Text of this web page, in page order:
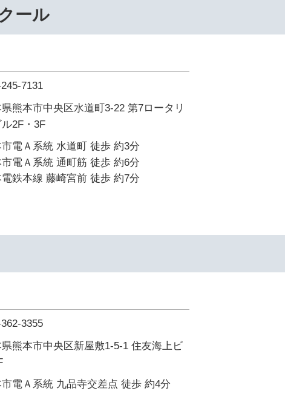
ール
7131
熊本市中央区水道町3-22 第7ロータリ
2F・3F
市電Ａ系統 水道町 徒歩 約3分
市電Ａ系統 通町筋 徒歩 約6分
電鉄本線 藤崎宮前 徒歩 約7分
3355
県熊本市中央区新屋敷1-5-1 住友海上ビ
市電Ａ系統 九品寺交差点 徒歩 約4分